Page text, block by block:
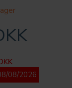
08/2026